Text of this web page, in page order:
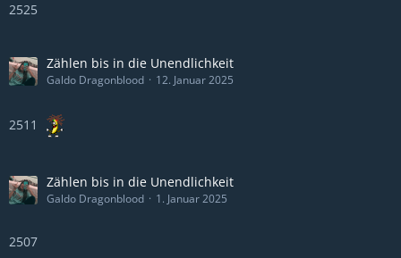
2525
Zählen bis in die Unendlichkeit
Galdo Dragonblood 12. Januar 2025
2511
Zählen bis in die Unendlichkeit
Galdo Dragonblood 1. Januar 2025
2507